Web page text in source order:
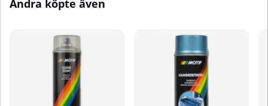
synligt områdeSprayavstånd: 25–
lager✅ Efter användningRengör
ventilen genom att vända
sprayburken upp och ner och
spraya i ca 5 sekunderTorktid
beror på temperatur,
luftfuktighet och lackens
tjocklekMotip Engine Paint i Ford-
Andra köpte även